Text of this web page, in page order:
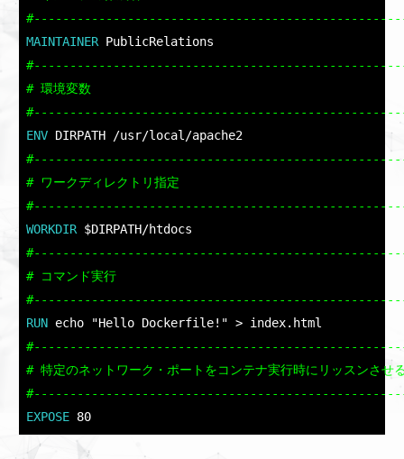
MAINTAINER PublicRelations
# 環境変数
ENV DIRPATH /usr/local/apache2
# ワークディレクトリ指定
WORKDIR $DIRPATH/htdocs
# コマンド実行
RUN echo "Hello Dockerfile!" > index.html
# 特定のネットワーク・ポートをコンテナ実行時にリッスンさせ
EXPOSE 80